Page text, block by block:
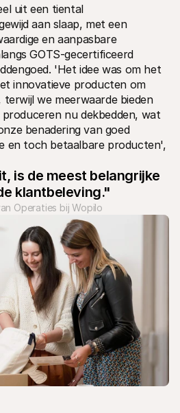
uit een tiental
aan slaap, met een
en aanpasbare
GOTS-gecertificeerd
'Het idee was om het
innovatieve producten om
we meerwaarde bieden
nu dekbedden, wat
benadering van goed
en toch betaalbare producten',
is de meest belangrijke
klantbeleving."
Operaties bij Wopilo